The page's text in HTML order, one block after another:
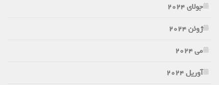
جولای 2024
ژوئن 2024
می 2024
آوریل 2024